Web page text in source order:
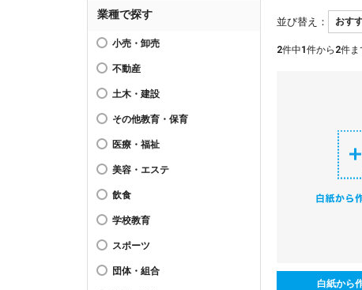
業種で探す
小売・卸売
不動産
土木・建設
その他教育・保育
医療・福祉
美容・エステ
飲食
学校教育
スポーツ
団体・組合
並び替え：
2件中1 件から 2件ま
白紙から